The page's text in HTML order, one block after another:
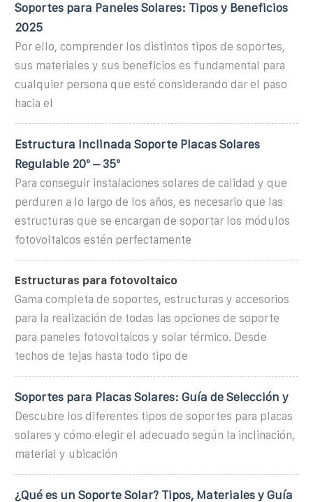
Soportes para Paneles Solares: Tipos y Beneficios
2025
Por ello, comprender los distintos tipos de soportes,
sus materiales y sus beneficios es fundamental para
cualquier persona que esté considerando dar el paso
hacia el
Estructura Inclinada Soporte Placas Solares
Regulable 20º – 35º
Para conseguir instalaciones solares de calidad y que
perduren a lo largo de los años, es necesario que las
estructuras que se encargan de soportar los módulos
fotovoltaicos estén perfectamente
Estructuras para fotovoltaico
Gama completa de soportes, estructuras y accesorios
para la realización de todas las opciones de soporte
para paneles fotovoltaicos y solar térmico. Desde
techos de tejas hasta todo tipo de
Soportes para Placas Solares: Guía de Selección y
Descubre los diferentes tipos de soportes para placas
solares y cómo elegir el adecuado según la inclinación,
material y ubicación
¿Qué es un Soporte Solar? Tipos, Materiales y Guía